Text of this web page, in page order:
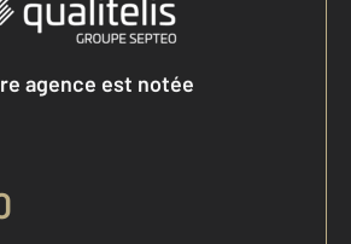
agence est notée